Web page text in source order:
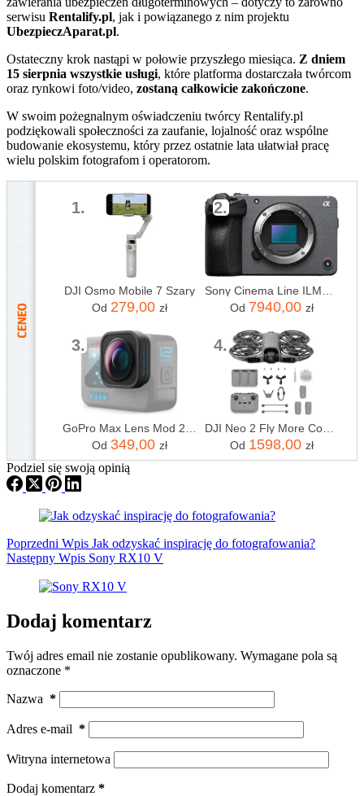
serwisu Rentalify.pl, jak i powiązanego z nim projektu
UbezpieczAparat.pl.
Ostateczny krok nastąpi w połowie przyszłego miesiąca. Z dniem
15 sierpnia wszystkie usługi, które platforma dostarczała twórcom
oraz rynkowi foto/video, zostaną całkowicie zakończone.
W swoim pożegnalnym oświadczeniu twórcy Rentalify.pl
podziękowali społeczności za zaufanie, lojalność oraz wspólne
budowanie ekosystemu, który przez ostatnie lata ułatwiał pracę
wielu polskim fotografom i operatorom.
1.
DJI Osmo Mobile 7 Szary
Od 279,00 zł
2.
Od 7940,00 zł
3.
Od 349,00 zł
4.
DJI Neo 2 Fly More Combo (RC-N3)
Od 1598,00 zł
Podziel się swoją opinią
Poprzedni Wpis Jak odzyskać inspirację do fotografowania?
Następny Wpis Sony RX10 V
Dodaj komentarz
Twój adres email nie zostanie opublikowany. Wymagane pola są
oznaczone *
Nazwa *
Adres e-mail *
Witryna internetowa
Dodaj komentarz *